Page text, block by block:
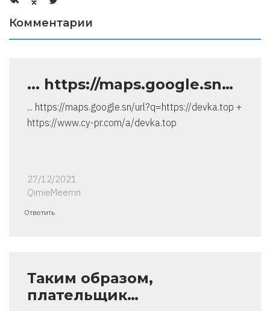
Комментарии
... https://maps.google.sn…
... https://maps.google.sn/url?q=https://devka.top +
https://www.cy-pr.com/a/devka.top
27/12/2021
QimieMeemn
Ответить
Таким образом,
плательщик…